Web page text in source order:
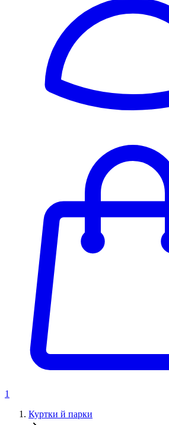
1
Куртки й парки